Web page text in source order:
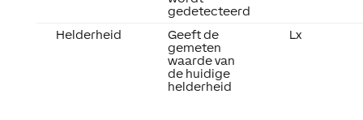
gedetecteerd
Helderheid
Geeft de
gemeten
waarde van
de huidige
helderheid
Lx